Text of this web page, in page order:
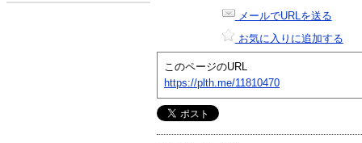
メールでURLを送る
お気に入りに追加する
このページのURL
https://plth.me/11810470